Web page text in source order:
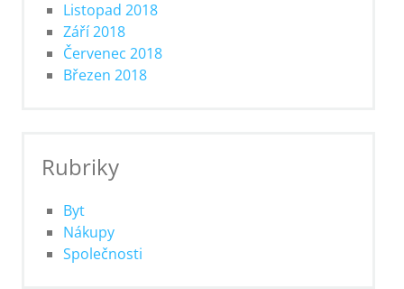
Listopad 2018
Září 2018
Červenec 2018
Březen 2018
Rubriky
Byt
Nákupy
Společnosti